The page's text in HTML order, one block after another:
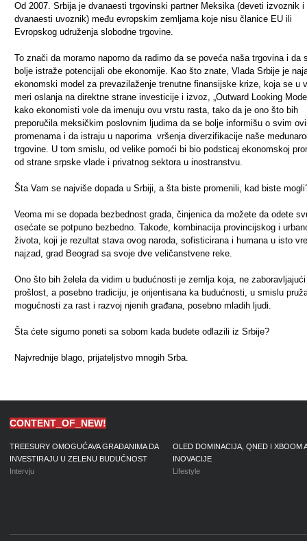
Od 2007. Srbija je dvanaesti trgovinski partner Meksika (deveti izvoznik i
dvanaesti uvoznik) među evropskim zemljama koje nisu članice EU ili
Evropskog udruženja slobodne trgovine.
To znači da moramo naporno da radimo da se poveća naša trgovina i da
bolje istraže potencijali obe ekonomije. Kao što znate, Vlada Srbije je
ekonomski model za prevazilaženje trenutne finansijske krize, koja se u
meri oslanja na direktne strane investicije i izvoz, „Outward Looking
kako ekonomisti vole da imenuju ovu vrstu rasta, tako da je ono što bih
preporučila meksičkim poslovnim ljudima da se bolje informišu o svim
promenama i da istraju u naporima vršenja diverzifikacije naše
trgovine. U tom smislu, od velike pomoći bi bio podsticaj ekonomskoj
od strane srpske vlade i privatnog sektora u inostranstvu.
Šta Vam se najviše dopada u Srbiji, a šta biste promenili, kad biste
Veoma mi se dopada bezbednost grada, činjenica da možete da odete
osećate se potpuno bezbedno. Takođe, kombinacija provincijskog i
života, koji je rezultat stava ovog naroda, sofisticirana i humana u isto
najzad, grad Beograd sa svoje dve veličanstvene reke.
Ono što bih želela da vidim u budućnosti je zemlja koja, ne
prošlost, a posebno tradiciju, je orijentisana ka budućnosti, u smislu
mogućnosti za rast i razvoj njenih građana, posebno mladih ljudi.
Šta ćete sigurno poneti sa sobom kada budete odlazili iz Srbije?
Najvrednije blago, prijateljstvo mnogih Srba.
CONTENT_OF_NEW!
TREESURY OMOGUĆAVA GRAĐANIMA DA
INVESTIRAJU U ZELENU BUDUĆNOST
Intervju
OLED DOMINACIJA, QNED I XBOOM
INOVACIJE
Lifestyle